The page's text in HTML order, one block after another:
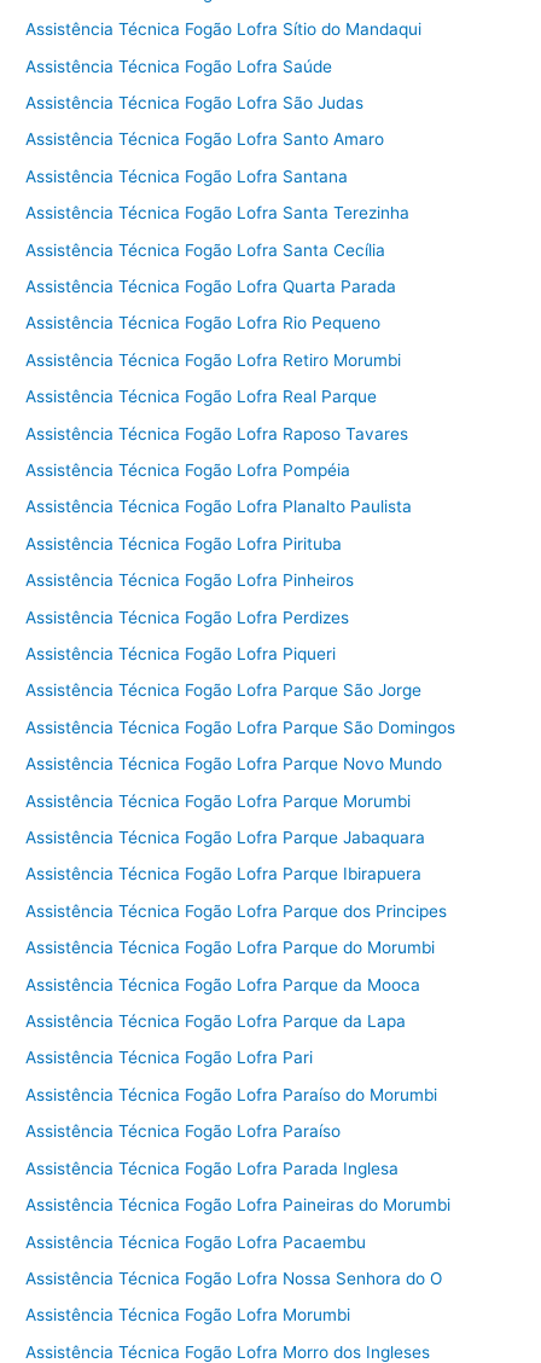
Assistência Técnica Fogão Lofra Sítio do Mandaqui
Assistência Técnica Fogão Lofra Saúde
Assistência Técnica Fogão Lofra São Judas
Assistência Técnica Fogão Lofra Santo Amaro
Assistência Técnica Fogão Lofra Santana
Assistência Técnica Fogão Lofra Santa Terezinha
Assistência Técnica Fogão Lofra Santa Cecília
Assistência Técnica Fogão Lofra Quarta Parada
Assistência Técnica Fogão Lofra Rio Pequeno
Assistência Técnica Fogão Lofra Retiro Morumbi
Assistência Técnica Fogão Lofra Real Parque
Assistência Técnica Fogão Lofra Raposo Tavares
Assistência Técnica Fogão Lofra Pompéia
Assistência Técnica Fogão Lofra Planalto Paulista
Assistência Técnica Fogão Lofra Pirituba
Assistência Técnica Fogão Lofra Pinheiros
Assistência Técnica Fogão Lofra Perdizes
Assistência Técnica Fogão Lofra Piqueri
Assistência Técnica Fogão Lofra Parque São Jorge
Assistência Técnica Fogão Lofra Parque São Domingos
Assistência Técnica Fogão Lofra Parque Novo Mundo
Assistência Técnica Fogão Lofra Parque Morumbi
Assistência Técnica Fogão Lofra Parque Jabaquara
Assistência Técnica Fogão Lofra Parque Ibirapuera
Assistência Técnica Fogão Lofra Parque dos Principes
Assistência Técnica Fogão Lofra Parque do Morumbi
Assistência Técnica Fogão Lofra Parque da Mooca
Assistência Técnica Fogão Lofra Parque da Lapa
Assistência Técnica Fogão Lofra Pari
Assistência Técnica Fogão Lofra Paraíso do Morumbi
Assistência Técnica Fogão Lofra Paraíso
Assistência Técnica Fogão Lofra Parada Inglesa
Assistência Técnica Fogão Lofra Paineiras do Morumbi
Assistência Técnica Fogão Lofra Pacaembu
Assistência Técnica Fogão Lofra Nossa Senhora do O
Assistência Técnica Fogão Lofra Morumbi
Assistência Técnica Fogão Lofra Morro dos Ingleses